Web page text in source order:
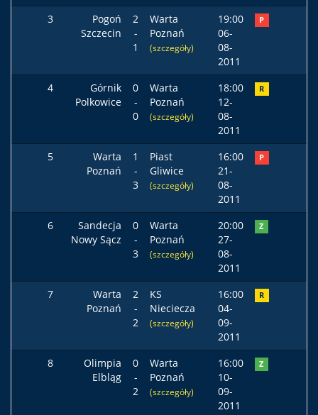
3
Pogoń
Szczecin
2
-
1
Warta
Poznań
(szczegóły)
19:00
06-
08-
2011
P
4
Górnik
Polkowice
0
-
0
Warta
Poznań
(szczegóły)
18:00
12-
08-
2011
R
5
Warta
Poznań
1
-
3
Piast
Gliwice
(szczegóły)
16:00
21-
08-
2011
P
6
Sandecja
Nowy Sącz
0
-
3
Warta
Poznań
(szczegóły)
20:00
27-
08-
2011
Z
7
Warta
Poznań
2
-
2
KS
Nieciecza
(szczegóły)
16:00
04-
09-
2011
R
8
Olimpia
Elbląg
0
-
2
Warta
Poznań
(szczegóły)
16:00
10-
09-
2011
Z